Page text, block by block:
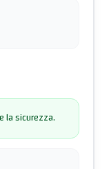
la sicurezza.